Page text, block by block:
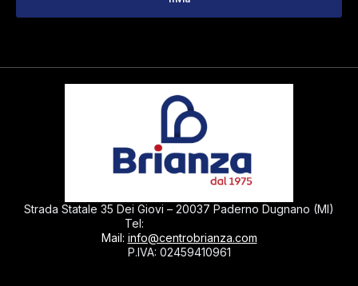
Strada Statale 35 Dei Giovi – 20037 Paderno Dugnano (MI)
Tel:
Mail: info@centrobrianza.com
P.IVA: 02459410961